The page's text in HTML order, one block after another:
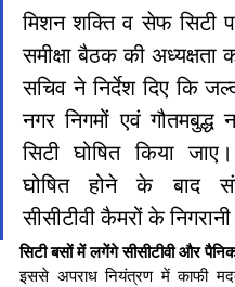
मिशन शक्ति व सेफ सिटी
समीक्षा बैठक की
सचिव ने निर्देश दिए कि
नगर निगमों एवं
सिटी घोषित किया
घोषित होने के बाद
सीसीटीवी कैमरों के
सिटी बसों में लगेंगे सीसीटीवी और
इससे अपराध नियंत्रण में काफी